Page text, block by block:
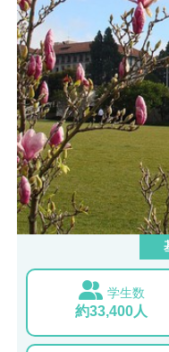
学生数
約33,400人